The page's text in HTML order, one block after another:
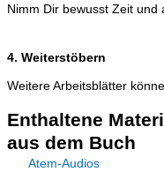
Nimm Dir bewusst Zeit und
4. Weiterstöbern
Weitere Arbeitsblätter
Enthaltene
aus dem Buch
Atem-Audios